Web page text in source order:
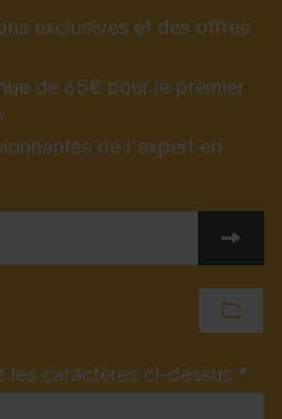
exclusives et des offres
de 65€ pour le premier
de l'expert en
les caractères ci-dessus *